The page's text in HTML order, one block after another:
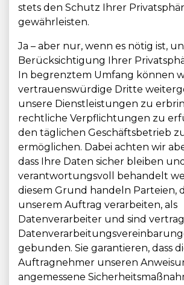
stets den Schutz Ihrer
gewährleisten.
Ja – aber nur, wenn es nötig ist,
Berücksichtigung Ihrer
In begrenztem Umfang können
vertrauenswürdige Dritte
unsere Dienstleistungen zu
rechtliche Verpflichtungen zu
den täglichen Geschäftsbetrieb
ermöglichen. Dabei achten wir
dass Ihre Daten sicher bleiben und
verantwortungsvoll behandelt
diesem Grund handeln Parteien,
unserem Auftrag verarbeiten, als
Datenverarbeiter und sind
gebunden. Sie garantieren, dass
Auftragnehmer unseren
angemessene